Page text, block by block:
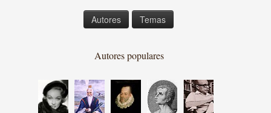
Autores Temas
Autores populares